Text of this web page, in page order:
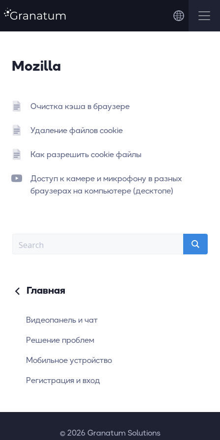
Mozilla
Очистка кэша в браузере
Удаление файлов cookie
Как разрешить cookie файлы
Доступ к камере и микрофону в разных
браузерах на компьютере (десктопе)
Главная
Видеопанель и чат
Решение проблем
Мобильное устройство
Регистрация и вход
© 2026 Granatum Solutions